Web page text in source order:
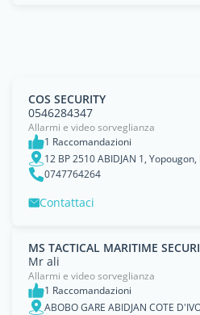
COS SECURITY
0546284347
Allarmi e video sorveglianza
1 Raccomandazioni
12 BP 2510 ABIDJAN 1,
0747764264
Contattaci
MS TACTICAL MARITIME
Mr ali
Allarmi e video sorveglianza
1 Raccomandazioni
ABOBO GARE ABIDJAN COTE